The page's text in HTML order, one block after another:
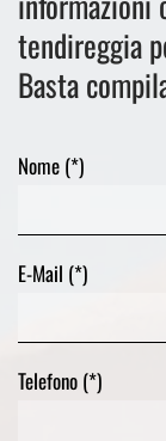
tendireggia
Basta
Nome (*)
E-Mail (*)
Telefono (*)